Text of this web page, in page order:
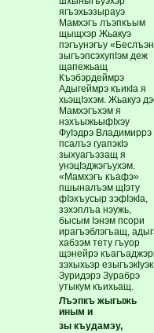
ягъэхьэзырауэ
Мамхэгъ лъэпкъым
щыщхэр Жьакуэ
пэгъунэгъу
зыгъэпсэхупIэм деж
щапежьащ
Къэбэрдеймрэ
Адыгеймрэ къикIа я
хьэщIэхэм. Жьакуэ
Мамхэгъхэм я
нэхъыжьыфIхэу
ФуIэдрэ Владимиррэ
псалъэ гуапэкIэ
зыхуагъэзащ я
унэцIэджэгъухэм.
«Мамхэгъ къафэ»
пшыналъэм щIэту
фIэхъусыр зэфIэкIа,
зэхэплъа нэужь,
бысым Iэнэм псори
ирагъэблэгъащ,
хабзэм тету гъуор
щэнейрэ
зэхыхьэр
Зуридэрэ Зурабрэ
утыкум къихьащ.
Лъэпкъ жыгыжь
иным и
зы къудамэу,